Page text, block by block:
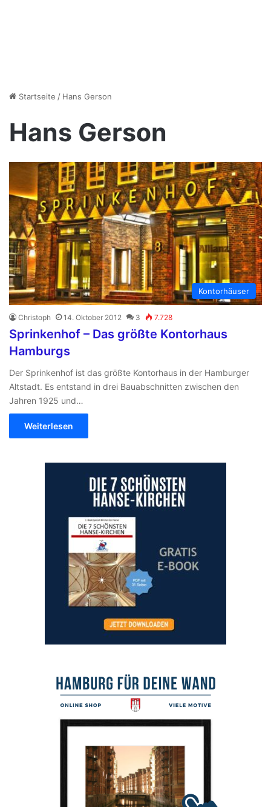
Startseite / Hans Gerson
Hans Gerson
Kontorhäuser
Christoph 14. Oktober 2012 3 7.728
Sprinkenhof – Das größte Kontorhaus
Hamburgs
Der Sprinkenhof ist das größte Kontorhaus in der Hamburger
Altstadt. Es entstand in drei Bauabschnitten zwischen den
Jahren 1925 und…
Weiterlesen